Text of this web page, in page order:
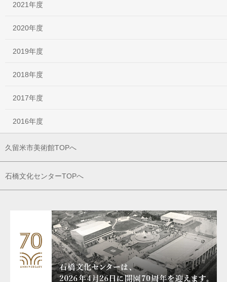
2021年度
2020年度
2019年度
2018年度
2017年度
2016年度
久留米市美術館TOPへ
石橋文化センターTOPへ